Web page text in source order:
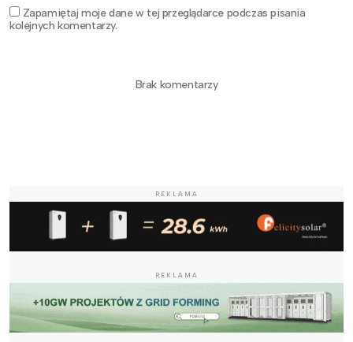
Zapamiętaj moje dane w tej przeglądarce podczas pisania
kolejnych komentarzy.
Brak komentarzy
REKLAMA
REKLAMA